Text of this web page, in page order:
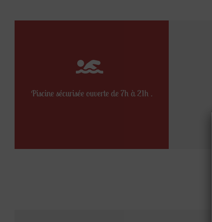
Piscine sécurisée ouverte de 7h à 21h .